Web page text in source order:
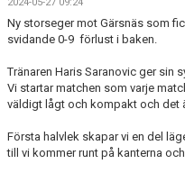
MEDLEMSAVGIFTER
DOKUMENT
KLÄDPROFIL
LEDARINFORMATION
Ny storseger mot Gärsnäs som
svidande 0-9 förlust i baken.
Tränaren Haris Saranovic ger sin
Vi startar matchen som varje
väldigt lågt och kompakt och det
Första halvlek skapar vi en del
till vi kommer runt på kanterna